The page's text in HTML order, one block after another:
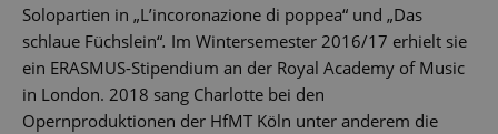
Solopartien in „L’incoronazione di poppea“ und „Das
schlaue Füchslein“. Im Wintersemester 2016/17 erhielt sie
ein ERASMUS-Stipendium an der Royal Academy of Music
in London. 2018 sang Charlotte bei den
Opernproduktionen der HfMT Köln unter anderem die